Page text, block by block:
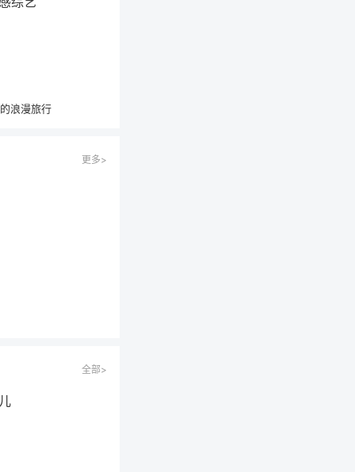
浪漫旅行
更多>
全部>